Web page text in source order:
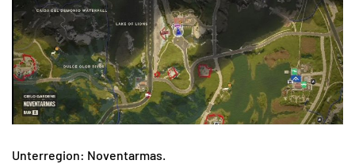
Unterregion: Noventarmas.